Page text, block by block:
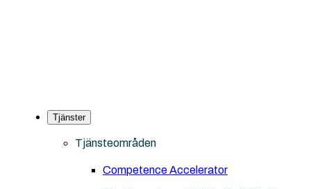
Tjänster
Tjänsteområden
Competence Accelerator